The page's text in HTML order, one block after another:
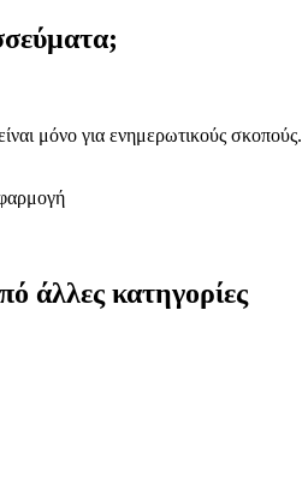
μόνο για ενημερωτικούς
άλλες κατηγορίες